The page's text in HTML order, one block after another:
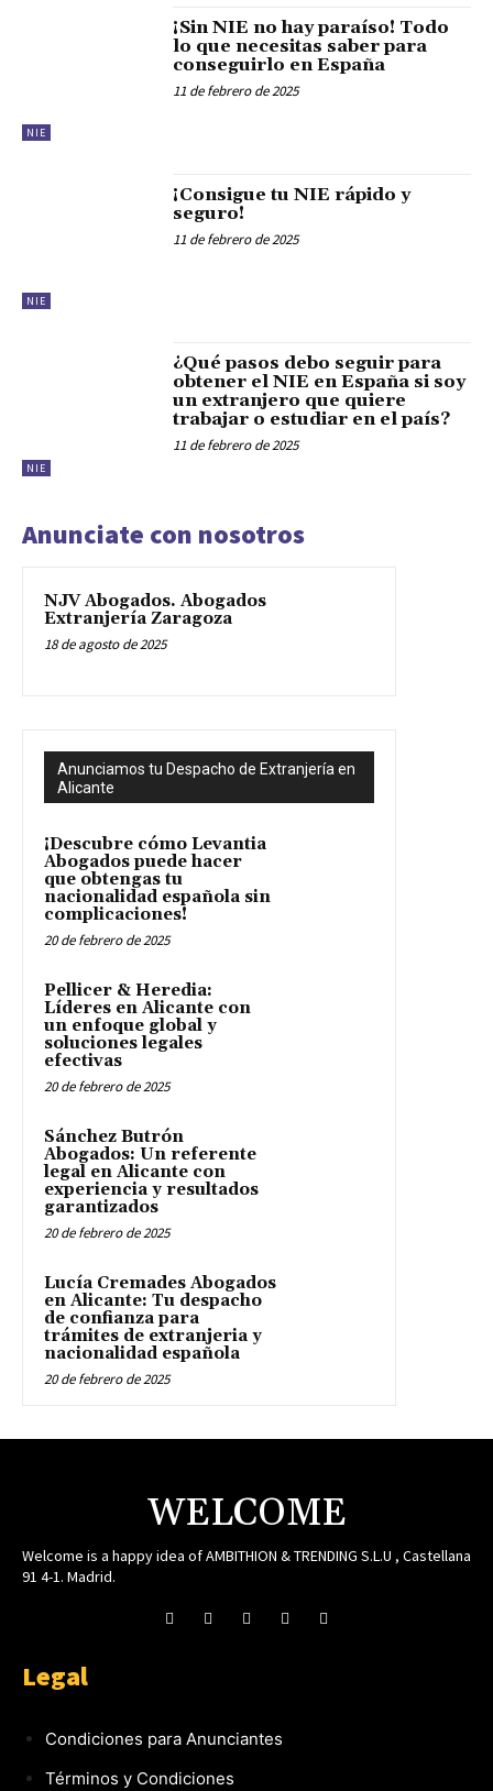
NIE
¡Sin NIE no hay paraíso! Todo
lo que necesitas saber para
conseguirlo en España
11 de febrero de 2025
NIE
¡Consigue tu NIE rápido y
seguro!
11 de febrero de 2025
NIE
¿Qué pasos debo seguir para
obtener el NIE en España si soy
un extranjero que quiere
trabajar o estudiar en el país?
11 de febrero de 2025
Anunciate con nosotros
NJV Abogados. Abogados
Extranjería Zaragoza
18 de agosto de 2025
Anunciamos tu Despacho de Extranjería en
Alicante
¡Descubre cómo Levantia
Abogados puede hacer
que obtengas tu
nacionalidad española sin
complicaciones!
20 de febrero de 2025
Pellicer & Heredia:
Líderes en Alicante con
un enfoque global y
soluciones legales
efectivas
20 de febrero de 2025
Sánchez Butrón
Abogados: Un referente
legal en Alicante con
experiencia y resultados
garantizados
20 de febrero de 2025
Lucía Cremades Abogados
en Alicante: Tu despacho
de confianza para
trámites de extranjeria y
nacionalidad española
20 de febrero de 2025
WELCOME
Welcome is a happy idea of AMBITHION & TRENDING S.L.U , Castellana
91 4-1. Madrid.
Legal
Condiciones para Anunciantes
Términos y Condiciones